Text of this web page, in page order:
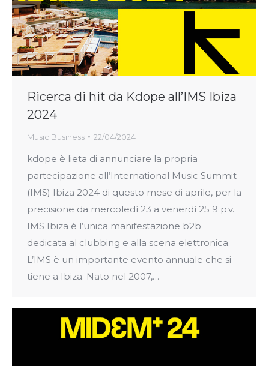
Ricerca di hit da Kdope all’IMS Ibiza
2024
Music Business 22/04/2024
kdope è lieta di annunciare la propria
partecipazione all’International Music Summit
(IMS) Ibiza 2024 di questo mese di aprile, per la
precisione da mercoledì 23 a venerdì 25 9 p.v.
IMS Ibiza è l’unica manifestazione b2b
dedicata al clubbing e alla scena elettronica.
L’IMS è un importante evento annuale che si
tiene a Ibiza. Nato nel 2007,…